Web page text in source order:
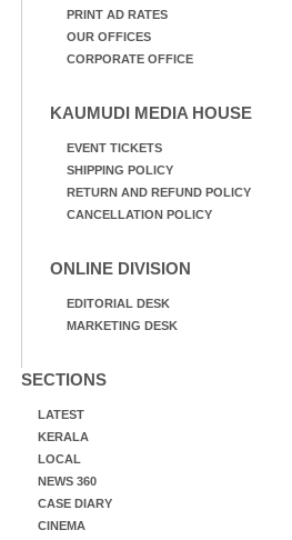
PRINT AD RATES
OUR OFFICES
CORPORATE OFFICE
KAUMUDI MEDIA HOUSE
EVENT TICKETS
SHIPPING POLICY
RETURN AND REFUND POLICY
CANCELLATION POLICY
ONLINE DIVISION
EDITORIAL DESK
MARKETING DESK
SECTIONS
LATEST
KERALA
LOCAL
NEWS 360
CASE DIARY
CINEMA